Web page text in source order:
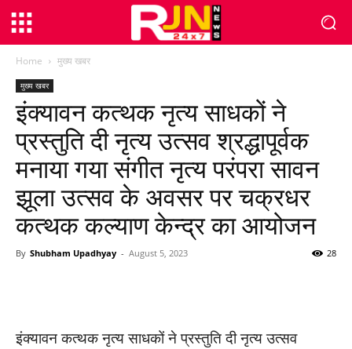
Home मुख्य खबर
मुख्य खबर
इंक्यावन कत्थक नृत्य साधकों ने
प्रस्तुति दी नृत्य उत्सव श्रद्धापूर्वक
मनाया गया संगीत नृत्य परंपरा सावन
झूला उत्सव के अवसर पर चक्रधर
कत्थक कल्याण केन्द्र का आयोजन
By Shubham Upadhyay - August 5, 2023 28
इंक्यावन कत्थक नृत्य साधकों ने प्रस्तुति दी नृत्य उत्सव